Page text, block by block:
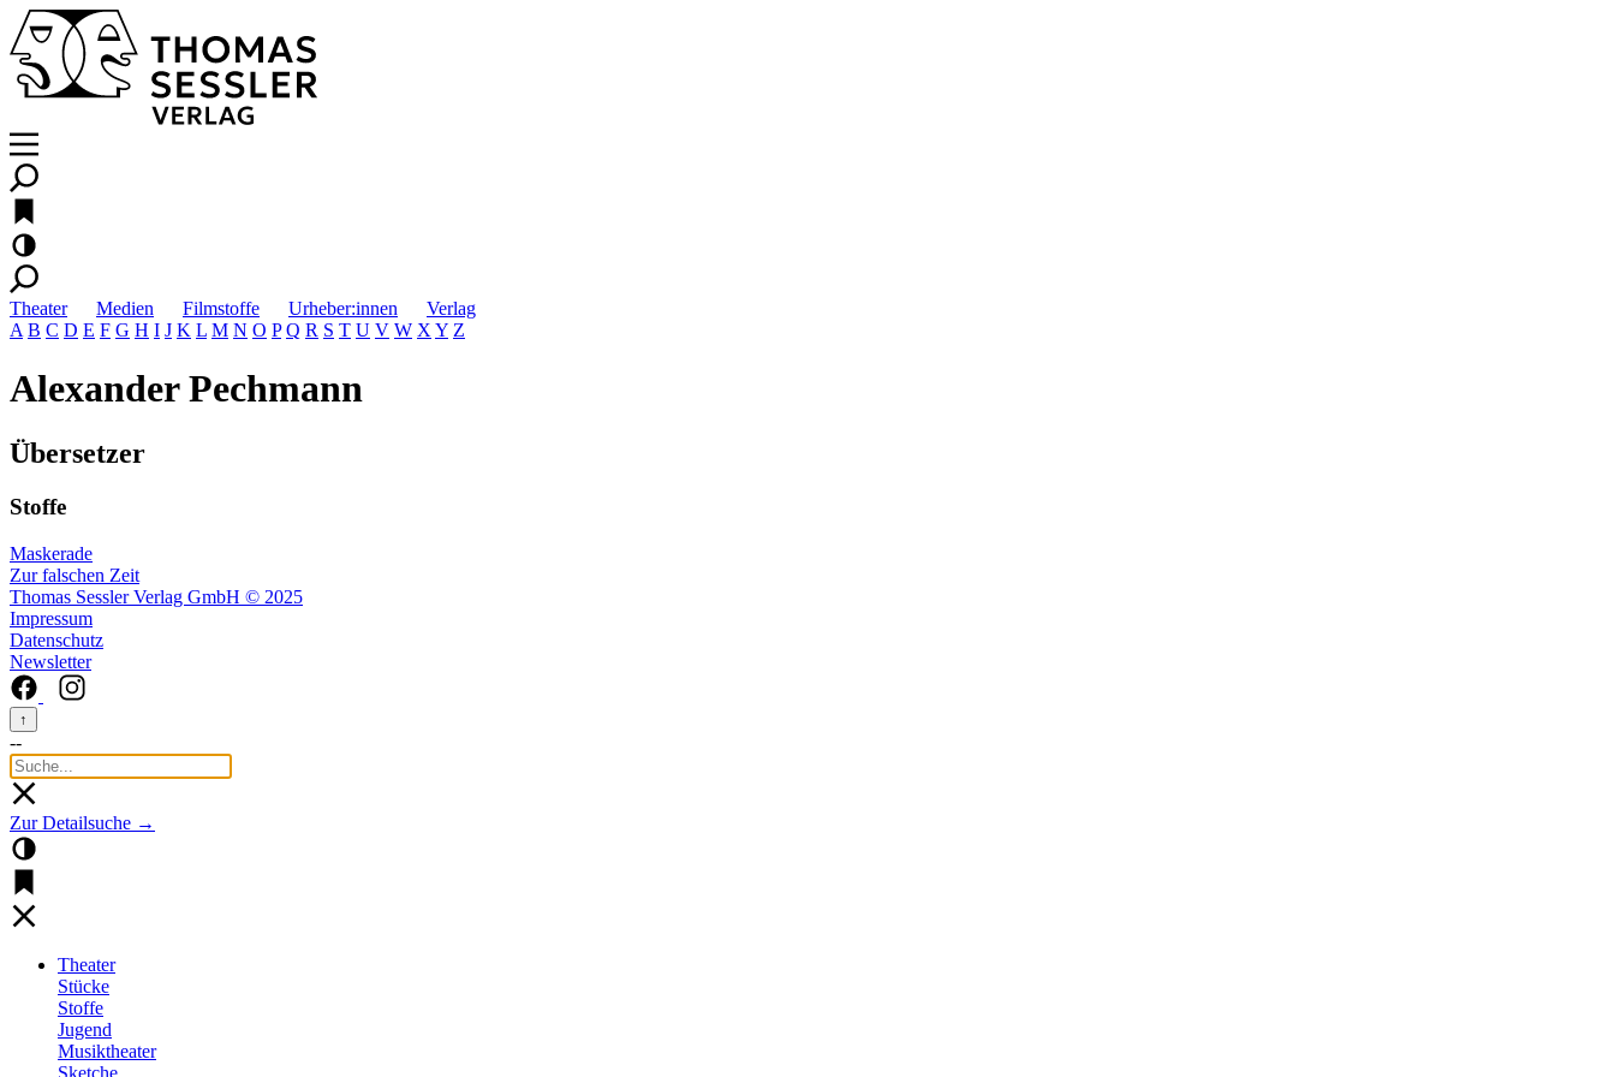
Theater Medien Filmstoffe Urheber:innen
Verlag
A B C D E F G H I J K L M N O P Q R S T U V W X Y Z
Alexander Pechmann
Übersetzer
Stoffe
Maskerade
Zur falschen Zeit
Thomas Sessler Verlag GmbH © 2025
Impressum
Datenschutz
Newsletter
↑
--
Zur Detailsuche →
Theater
Stücke
Stoffe
Jugend
Musiktheater
Sketche